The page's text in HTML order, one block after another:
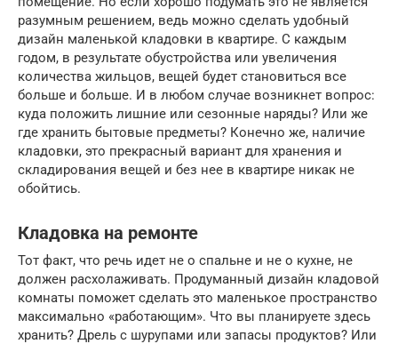
разумным решением, ведь можно сделать удобный
дизайн маленькой кладовки в квартире. С каждым
годом, в результате обустройства или увеличения
количества жильцов, вещей будет становиться все
больше и больше. И в любом случае возникнет вопрос:
куда положить лишние или сезонные наряды? Или же
где хранить бытовые предметы? Конечно же, наличие
кладовки, это прекрасный вариант для хранения и
складирования вещей и без нее в квартире никак не
обойтись.
Кладовка на ремонте
Тот факт, что речь идет не о спальне и не о кухне, не
должен расхолаживать. Продуманный дизайн кладовой
комнаты поможет сделать это маленькое пространство
максимально «работающим». Что вы планируете здесь
хранить? Дрель с шурупами или запасы продуктов? Или